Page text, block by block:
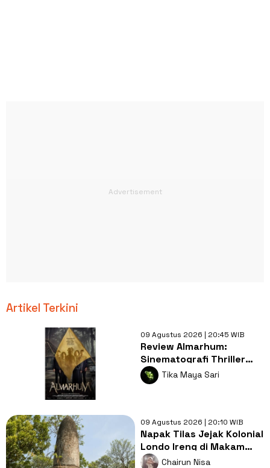
Artikel Terkini
09 Agustus 2026 | 20:45 WIB
Review Almarhum:
Sinematografi Thriller
Misteri Bernyawa
Kearifan Lokal
Tika Maya Sari
09 Agustus 2026 | 20:10 WIB
Napak Tilas Jejak Kolonial
Londo Ireng di Makam
Kherkof Purworejo
Chairun Nisa